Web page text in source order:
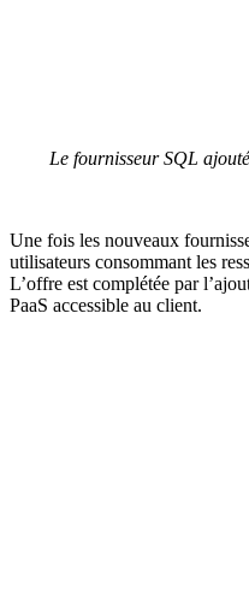
Le fournisseur SQL
Une fois les nouveaux
utilisateurs consommant les
L’offre est complétée par
PaaS accessible au client.